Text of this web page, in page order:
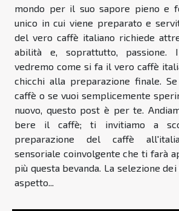
mondo per il suo sapore pieno e
unico in cui viene preparato e
del vero caffè italiano richiede
abilità e, soprattutto, passione.
vedremo come si fa il vero caffè
chicchi alla preparazione finale.
caffè o se vuoi semplicemente
nuovo, questo post è per te.
bere il caffè; ti invitiamo a
preparazione del caffè
sensoriale coinvolgente che ti farà
più questa bevanda. La selezione
aspetto...